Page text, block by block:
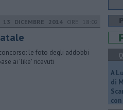
13 DICEMBRE 2014 ORE 18:02
le foto degli addobbi
ai 'like' ricevuti
A
di